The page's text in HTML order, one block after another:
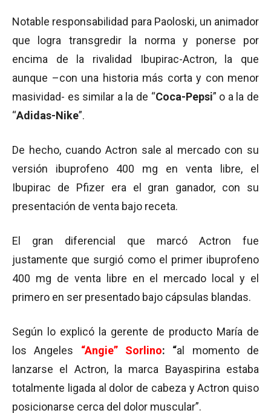
Notable responsabilidad para Paoloski, un animador
que logra transgredir la norma y ponerse por
encima de la rivalidad Ibupirac-Actron, la que
aunque –con una historia más corta y con menor
masividad- es similar a la de “Coca-Pepsi” o a la de
“Adidas-Nike”.
De hecho, cuando Actron sale al mercado con su
versión ibuprofeno 400 mg en venta libre, el
Ibupirac de Pfizer era el gran ganador, con su
presentación de venta bajo receta.
El gran diferencial que marcó Actron fue
justamente que surgió como el primer ibuprofeno
400 mg de venta libre en el mercado local y el
primero en ser presentado bajo cápsulas blandas.
Según lo explicó la gerente de producto María de
los Angeles “Angie” Sorlino: “al momento de
lanzarse el Actron, la marca Bayaspirina estaba
totalmente ligada al dolor de cabeza y Actron quiso
posicionarse cerca del dolor muscular”.